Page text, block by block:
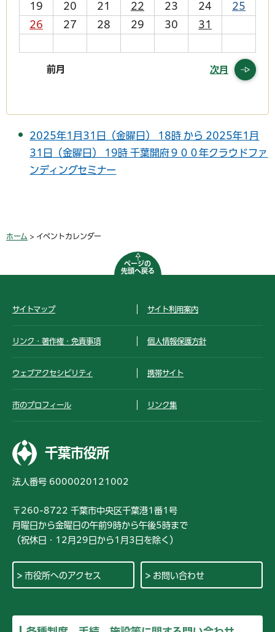
19
20 21 22 23 24
25
26
27 28 29 30 31
前月 次月
2025年1月31日（金曜日） 18時 から 2025年1月
31日（金曜日） 19時 千葉開府９００年クラウドファ
ンディングセミナー
ホーム > イベントカレンダー
ページの
先頭へ戻る
サイトマップ サイト利用案内
リンク・著作権・免責事項 個人情報保護方針
ウェブアクセシビリティ 携帯サイト
市のプロフィール リンク集
千葉市役所
法人番号 6000020121002
〒260-8722 千葉市中央区千葉港1番1号
月曜日から金曜日の午前9時から午後5時まで
（祝休日・12月29日から1月3日を除く）
市役所へのアクセス お問い合わせ